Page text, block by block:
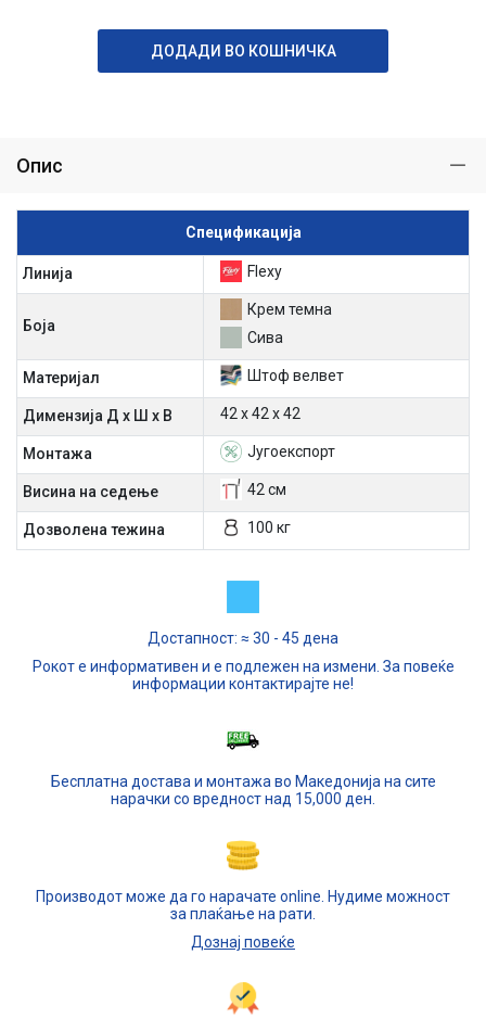
ДОДАДИ ВО КОШНИЧКА
Опис
Спецификација
Линија Flexy
Боја
Крем темна
Сива
Материјал Штоф велвет
Димензија Д х Ш х В 42 х 42 х 42
Mонтажа Југоекспорт
Висина на седење 42 см
Дозволена тежина 100 кг
Достапност: ≈ 30 - 45 дена
Рокот е информативен и е подлежен на измени. За повеќе
информации контактирајте не!
Бесплатна достава и монтажа во Македонија на сите
нарачки со вредност над 15,000 ден.
Производот може да го нарачате online. Нудиме можност
за плаќање на рати.
Дознај повеќе